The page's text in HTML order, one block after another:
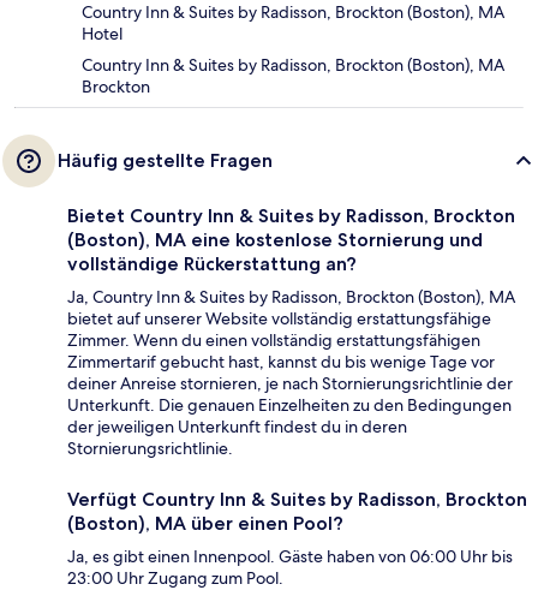
Country Inn & Suites by Radisson, Brockton (Boston), MA
Hotel
Country Inn & Suites by Radisson, Brockton (Boston), MA
Brockton
Häufig gestellte Fragen
Bietet Country Inn & Suites by Radisson, Brockton
(Boston), MA eine kostenlose Stornierung und
vollständige Rückerstattung an?
Ja, Country Inn & Suites by Radisson, Brockton (Boston), MA
bietet auf unserer Website vollständig erstattungsfähige
Zimmer. Wenn du einen vollständig erstattungsfähigen
Zimmertarif gebucht hast, kannst du bis wenige Tage vor
deiner Anreise stornieren, je nach Stornierungsrichtlinie der
Unterkunft. Die genauen Einzelheiten zu den Bedingungen
der jeweiligen Unterkunft findest du in deren
Stornierungsrichtlinie.
Verfügt Country Inn & Suites by Radisson, Brockton
(Boston), MA über einen Pool?
Ja, es gibt einen Innenpool. Gäste haben von 06:00 Uhr bis
23:00 Uhr Zugang zum Pool.